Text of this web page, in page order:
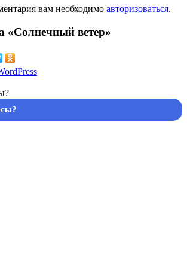
вам необходимо авторизоваться.
«Солнечный ветер»